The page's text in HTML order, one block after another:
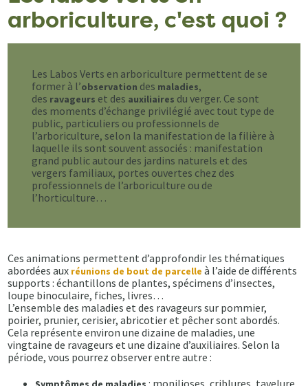
arboriculture, c'est quoi ?
Les Labos Verts en arboriculture permettent de se
former à l’observation des maladies,
des ravageurs et des auxiliaires du verger. Ce sont
des moments d’échange privilégié avec tout type de
public, particuliers ou professionnels de
l’arboriculture, selon la manifestation de la filière à
laquelle ils sont souvent associés : manifestation
grand public autour des jardins naturels et des
vergers familiaux, portes ouvertes chez des
professionnels de l’arboriculture ou de
l’horticulture…
Ces animations permettent d’approfondir les thématiques
abordées aux réunions de bout de parcelle à l’aide de différents
supports : échantillons de plantes, spécimens d’insectes,
loupe binoculaire, fiches, livres…
L’ensemble des maladies et des ravageurs sur pommier,
poirier, prunier, cerisier, abricotier et pêcher sont abordés.
Cela représente environ une dizaine de maladies, une
vingtaine de ravageurs et une dizaine d’auxiliaires. Selon la
période, vous pourrez observer entre autre :
: monilioses, criblures, tavelure,